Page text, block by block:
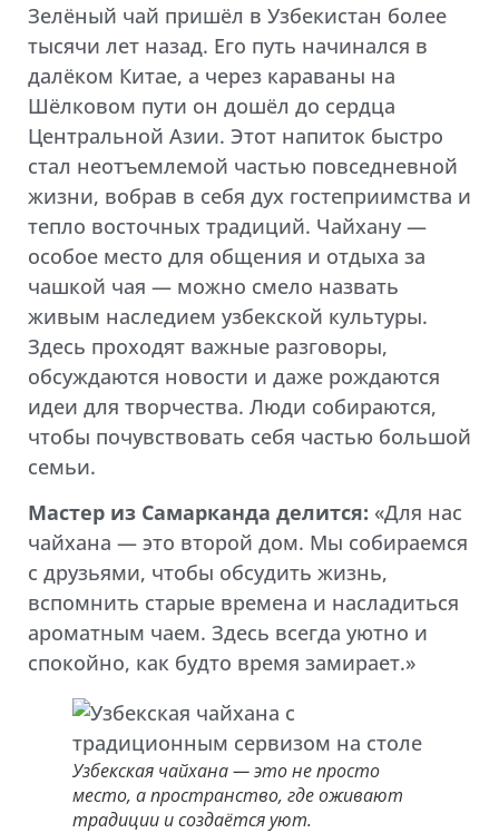
Зелёный чай пришёл в Узбекистан более
тысячи лет назад. Его путь начинался в
далёком Китае, а через караваны на
Шёлковом пути он дошёл до сердца
Центральной Азии. Этот напиток быстро
стал неотъемлемой частью повседневной
жизни, вобрав в себя дух гостеприимства и
тепло восточных традиций. Чайхану —
особое место для общения и отдыха за
чашкой чая — можно смело назвать
живым наследием узбекской культуры.
Здесь проходят важные разговоры,
обсуждаются новости и даже рождаются
идеи для творчества. Люди собираются,
чтобы почувствовать себя частью большой
семьи.
Мастер из Самарканда делится: «Для нас
чайхана — это второй дом. Мы собираемся
с друзьями, чтобы обсудить жизнь,
вспомнить старые времена и насладиться
ароматным чаем. Здесь всегда уютно и
спокойно, как будто время замирает.»
Узбекская чайхана — это не просто
место, а пространство, где оживают
традиции и создаётся уют.